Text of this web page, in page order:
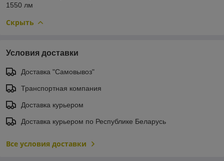
1550 лм
Скрыть
Условия доставки
Доставка "Самовывоз"
Транспортная компания
Доставка курьером
Доставка курьером по Республике Беларусь
Все условия доставки